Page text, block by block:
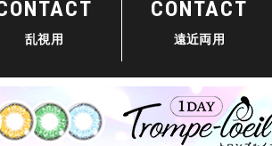
乱視用
CONTACT
遠近両用